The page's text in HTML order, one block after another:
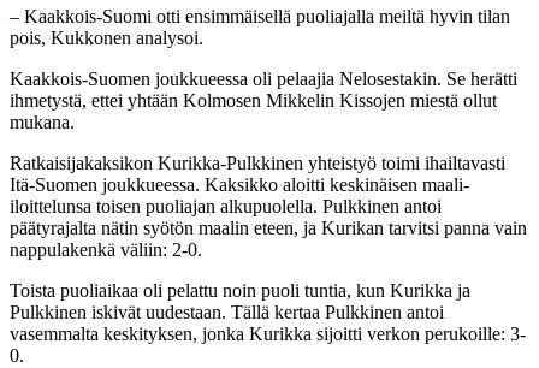
– Kaakkois-Suomi otti ensimmäisellä puoliajalla meiltä hyvin tilan
pois, Kukkonen analysoi.
Kaakkois-Suomen joukkueessa oli pelaajia Nelosestakin. Se herätti
ihmetystä, ettei yhtään Kolmosen Mikkelin Kissojen miestä ollut
mukana.
Ratkaisijakaksikon Kurikka-Pulkkinen yhteistyö toimi ihailtavasti
Itä-Suomen joukkueessa. Kaksikko aloitti keskinäisen maali-
iloittelunsa toisen puoliajan alkupuolella. Pulkkinen antoi
päätyrajalta nätin syötön maalin eteen, ja Kurikan tarvitsi panna vain
nappulakenkä väliin: 2-0.
Toista puoliaikaa oli pelattu noin puoli tuntia, kun Kurikka ja
Pulkkinen iskivät uudestaan. Tällä kertaa Pulkkinen antoi
vasemmalta keskityksen, jonka Kurikka sijoitti verkon perukoille: 3-
0.